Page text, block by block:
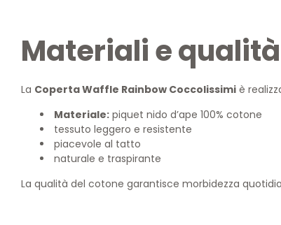
Materiali e qualità
La Coperta Waffle Rainbow Coccolissimi è
Materiale: piquet nido d’ape 100% cotone
tessuto leggero e resistente
piacevole al tatto
naturale e traspirante
La qualità del cotone garantisce morbidezza